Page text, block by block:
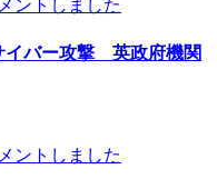
ントしました
イバー攻撃 英政府機関
ントしました